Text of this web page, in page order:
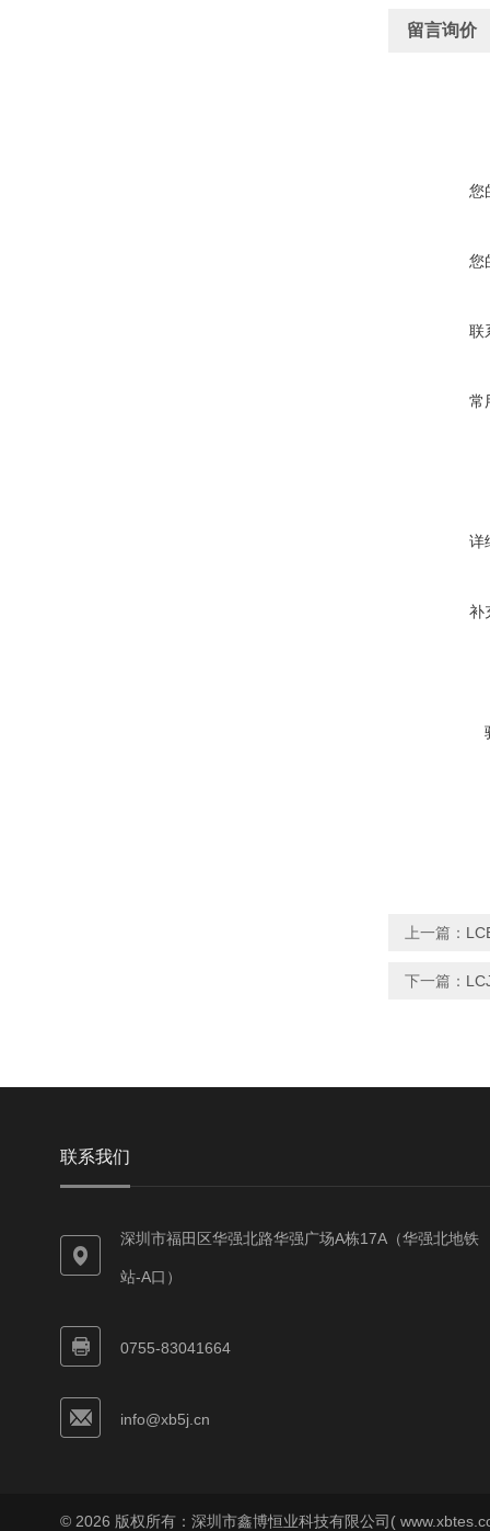
留言询价
您
您
联
常
详
补
上一篇：
下一篇：
联系我们
深圳市福田区华强北路华强广场A栋17A（华强北地铁
站-A口）
0755-83041664
info@xb5j.cn
© 2026 版权所有：深圳市鑫博恒业科技有限公司(